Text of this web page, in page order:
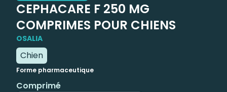
CEPHACARE F 250 MG
COMPRIMES POUR CHIENS
OSALIA
Chien
Forme pharmaceutique
Comprimé